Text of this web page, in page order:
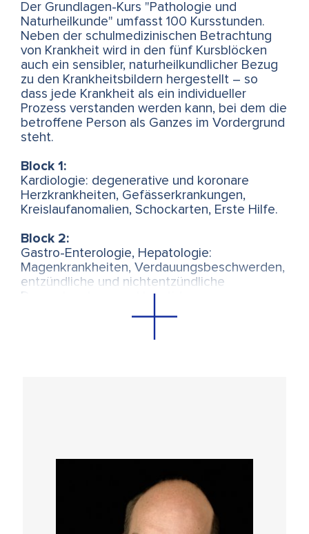
Der Grundlagen-Kurs "Pathologie und
Naturheilkunde" umfasst 100 Kursstunden.
Neben der schulmedizinischen Betrachtung
von Krankheit wird in den fünf Kursblöcken
auch ein sensibler, naturheilkundlicher Bezug
zu den Krankheitsbildern hergestellt – so
dass jede Krankheit als ein individueller
Prozess verstanden werden kann, bei dem die
betroffene Person als Ganzes im Vordergrund
steht.
Block 1:
Kardiologie: degenerative und koronare
Herzkrankheiten, Gefässerkrankungen,
Kreislaufanomalien, Schockarten, Erste Hilfe.
Block 2:
Gastro-Enterologie, Hepatologie:
Magenkrankheiten, Verdauungsbeschwerden,
entzündliche und nichtentzündliche
Darmerkrankungen, Hepatiden,
Neurologie, Orthopädie:Rheuma,
Dermatologie, Krankheiten der Sinnesorgane
Augen, Ohren, Nase, Zunge, Haut sowie des